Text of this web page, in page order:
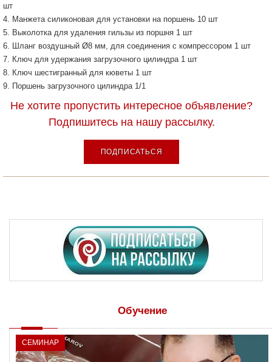
шт
4. Манжета силиконовая для установки на поршень 10 шт
5. Выколотка для удаления гильзы из поршня 1 шт
6. Шланг воздушный Ø8 мм, для соединения с компрессором 1 шт
7. Ключ для удержания загрузочного цилиндра 1 шт
8. Ключ шестигранный для кюветы 1 шт
9. Поршень загрузочного цилиндра 1/1
Не хотите пропустить интересное объявление?
Подпишитесь на нашу рассылку.
ПОДПИСАТЬСЯ
Обучение
СЕМИНАР